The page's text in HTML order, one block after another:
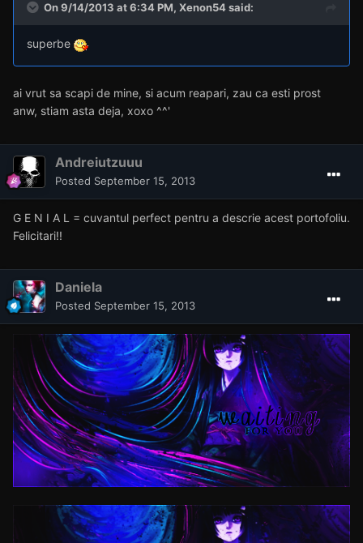
Xenon54
PostedSeptember 14, 2013
superbe
Daniela
On 9/14/2013 at 6:34 PM, Xenon54 said:
superbe
anw, stiam asta deja, xoxo ^^'
Andreiutzuuu
PostedSeptember 15, 2013
G E N I A L = cuvantul perfect pentru a descrie acest portofoliu.
Felicitari!!
Daniela
PostedSeptember 15, 2013